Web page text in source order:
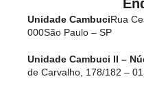
Unidade CambuciRua
000São Paulo – SP
Unidade Cambuci II –
de Carvalho, 178/182 –